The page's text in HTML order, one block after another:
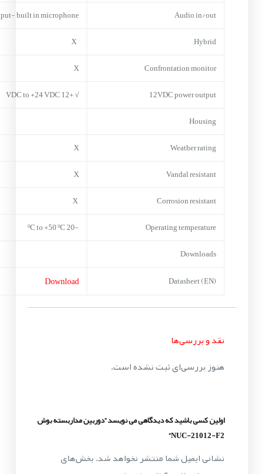
Audio in/out
built in microphone
Hybrid
Confrontation monitor
X
12VDC power output
√
+12 VDC to +24 VDC
Housing
Weather rating
X
Vandal resistant
X
Corrosion resistant
X
Operating temperature
-20 ºC to +50 ºC
Downloads
Datasheet (EN)
Download
نقد و بررسی‌ها
هنوز بررسی‌ای ثبت نشده است.
اولین کسی باشید که دیدگاهی می نویسد “دوربین مداربسته بوش
NUC-21012-F2”
نشانی ایمیل شما منتشر نخواهد شد.بخش‌های